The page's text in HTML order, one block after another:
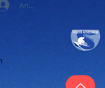
Anmelden